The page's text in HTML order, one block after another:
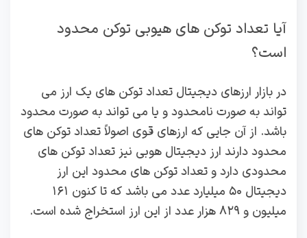
آیا تعداد توکن های هیوبی توکن محدود
است؟
در بازار ارزهای دیجیتال تعداد توکن‌ های یک ارز می‌
تواند به صورت نامحدود و یا می تواند به صورت محدود
باشد. از آن جایی که ارزهای قوی اصولاً تعداد توکن‌ های
محدود دارند ارز دیجیتال هوبی نیز تعداد توکن های
محدودی دارد و تعداد توکن‌ های محدود این ارز
دیجیتال ۵۰ میلیارد عدد می باشد که تا کنون ۱۶۱
میلیون و ۸۲۹ هزار عدد از این ارز استخراج شده است.